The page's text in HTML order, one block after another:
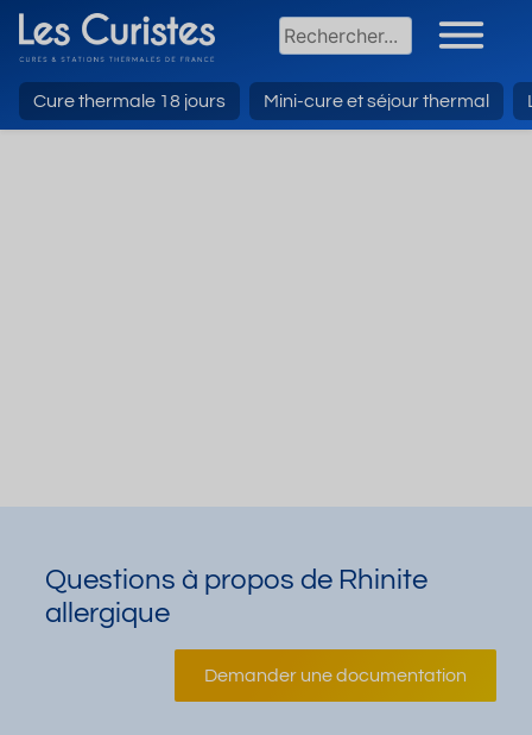
Cure thermale 18 jours Mini-cure et séjour thermal
Questions à propos de Rhinite
allergique
Demander une documentation